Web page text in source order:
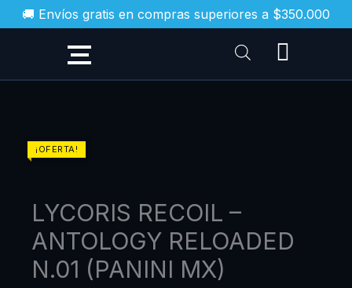
🚚 Envíos gratis en compras superiores a $350.000
al
¡OFERTA!
LYCORIS RECOIL –
ANTOLOGY RELOADED
N.01 (PANINI MX)
LYCORIS
RECOIL
ANTOLOGY
RELOADED
N.01
(PANINI